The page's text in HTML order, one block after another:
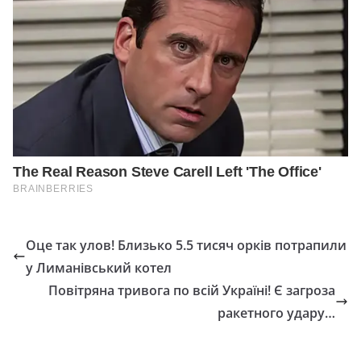
Оце так улов! Близько 5.5 тисяч орків потрапили
у Лиманівський котел
Повітряна тривога по всій Україні! Є загроза
ракетного удару…